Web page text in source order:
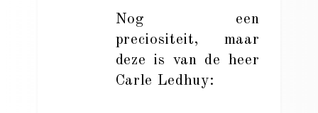
Nog een
preciositeit, maar
deze is van de heer
Carle Ledhuy: